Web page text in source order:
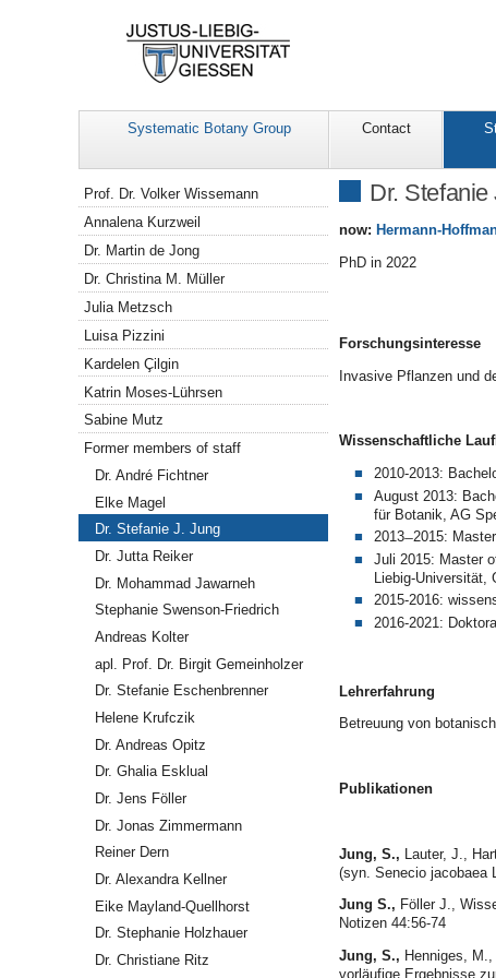
Systematic Botany Group Contact
Dr. Stefanie
now: Hermann-
PhD in 2022
Forschungsinteresse
Invasive Pflanzen und
Wissenschaftliche
2010-2013:
August 2013:
für Botanik, AG
2013 ̶ 2015:
Juli 2015: Master
Liebig-Universität,
2015-2016:
2016-2021:
Lehrerfahrung
Betreuung von
Publikationen
Jung, S., Lauter, J.,
(syn. Senecio jacobaea
Jung S., Föller J.,
Notizen 44:56-74
Jung, S., Henniges,
vorläufige Ergebnisse
Navigation
Prof. Dr. Volker Wissemann
Annalena Kurzweil
Dr. Martin de Jong
Dr. Christina M. Müller
Julia Metzsch
Luisa Pizzini
Kardelen Çilgin
Katrin Moses-Lührsen
Sabine Mutz
Former members of staff
Dr. André Fichtner
Elke Magel
Dr. Stefanie J. Jung
Dr. Jutta Reiker
Dr. Mohammad Jawarneh
Stephanie Swenson-Friedrich
Andreas Kolter
apl. Prof. Dr. Birgit Gemeinholzer
Dr. Stefanie Eschenbrenner
Helene Krufczik
Dr. Andreas Opitz
Dr. Ghalia Esklual
Dr. Jens Föller
Dr. Jonas Zimmermann
Reiner Dern
Dr. Alexandra Kellner
Eike Mayland-Quellhorst
Dr. Stephanie Holzhauer
Dr. Christiane Ritz